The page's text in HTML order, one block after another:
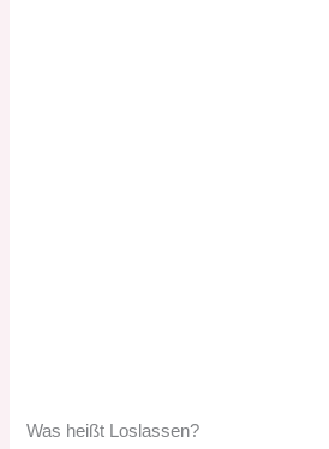
Was heißt Loslassen?